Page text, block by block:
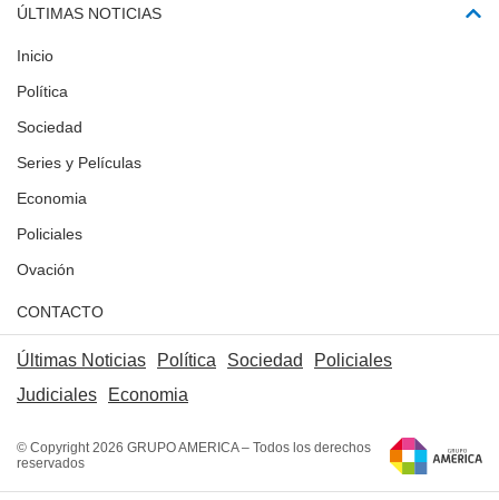
ÚLTIMAS NOTICIAS
Inicio
Política
Sociedad
Series y Películas
Economia
Policiales
Ovación
CONTACTO
Últimas Noticias Política Sociedad
Policiales
Judiciales
Economia
© Copyright 2026 GRUPO AMERICA – Todos los derechos
reservados